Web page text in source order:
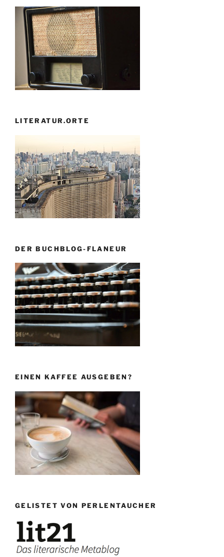
LITERATUR.ORTE
DER BUCHBLOG-FLANEUR
EINEN KAFFEE AUSGEBEN?
GELISTET VON PERLENTAUCHER